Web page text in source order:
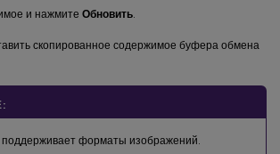
и нажмите Обновить
скопированное содержимое буфера обмена
форматы изображений.